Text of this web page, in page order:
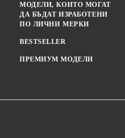
МОДЕЛИ, КОИТО МОГАТ
ДА БЪДАТ ИЗРАБОТЕНИ
ПО ЛИЧНИ МЕРКИ
BESTSELLER
ПРЕМИУМ МОДЕЛИ